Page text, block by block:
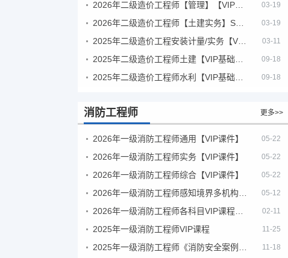
03-19
03-19
03-11
09-18
09-18
消防工程师 更多>>
2026年一级消防工程师通用【VIP课件】 05-22
2026年一级消防工程师实务【VIP课件】 05-22
2026年一级消防工程师综合【VIP课件】 05-22
05-12
02-11
2025年一级消防工程师VIP课程 11-25
11-18